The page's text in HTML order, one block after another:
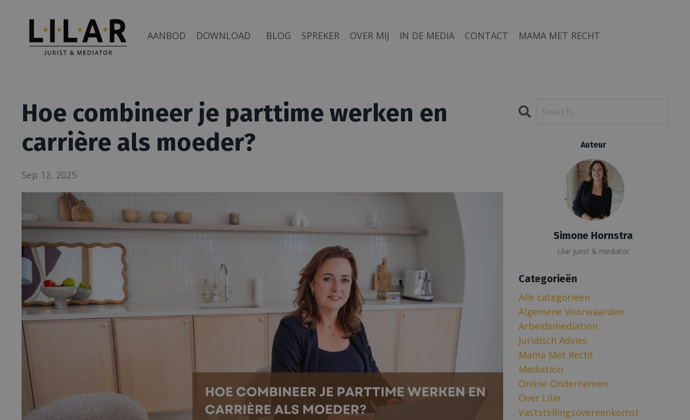
AANBOD DOWNLOAD BLOG SPREKER OVER MIJ IN DE MEDIA CONTACT MAMA MET RECHT
Hoe combineer je parttime werken en
carrière als moeder?
Sep 12, 2025
Auteur
Simone Hornstra
Lilar jurist & mediator
Categorieën
Alle categorieën
Algemene Voorwaarden
Arbeidsmediation
Juridisch Advies
Mama Met Recht
Mediation
Online Ondernemen
Over Lilar
Vaststellingsovereenkomst